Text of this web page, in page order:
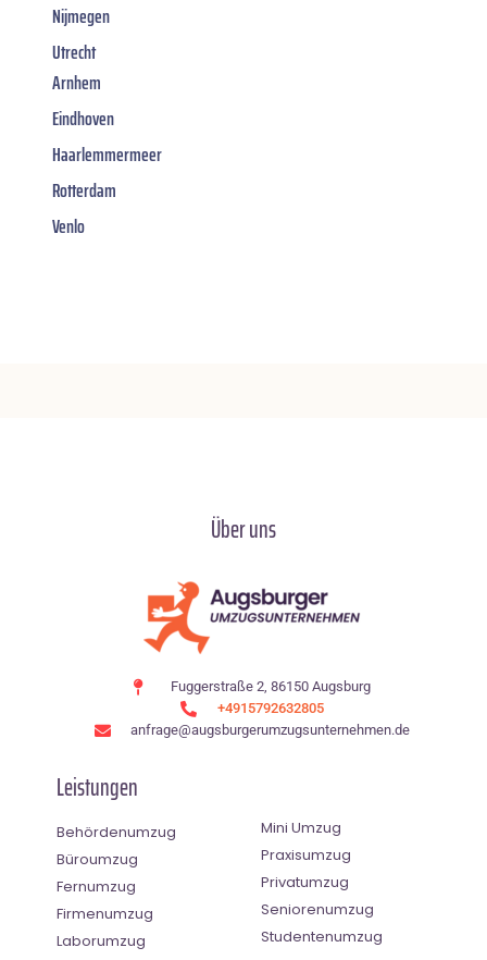
Nijmegen
Utrecht
Arnhem
Eindhoven
Haarlemmermeer
Rotterdam
Venlo
Über uns
Fuggerstraße 2, 86150 Augsburg
+4915792632805
anfrage@augsburgerumzugsunternehmen.de
Leistungen
Behördenumzug
Büroumzug
Fernumzug
Firmenumzug
Laborumzug
Mini Umzug
Praxisumzug
Privatumzug
Seniorenumzug
Studentenumzug